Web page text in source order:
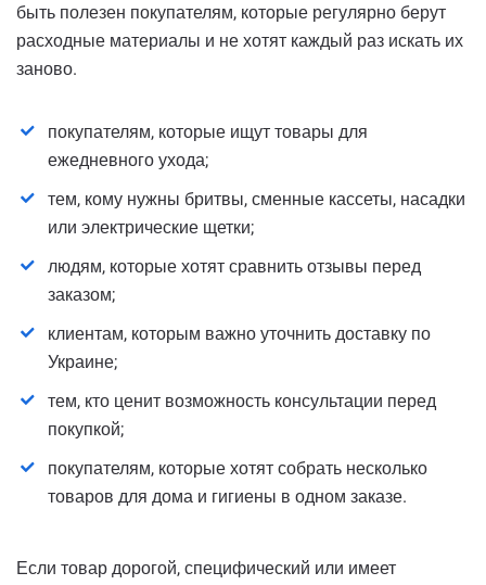
быть полезен покупателям, которые регулярно берут
расходные материалы и не хотят каждый раз искать их
заново.
покупателям, которые ищут товары для
ежедневного ухода;
тем, кому нужны бритвы, сменные кассеты, насадки
или электрические щетки;
людям, которые хотят сравнить отзывы перед
заказом;
клиентам, которым важно уточнить доставку по
Украине;
тем, кто ценит возможность консультации перед
покупкой;
покупателям, которые хотят собрать несколько
товаров для дома и гигиены в одном заказе.
Если товар дорогой, специфический или имеет